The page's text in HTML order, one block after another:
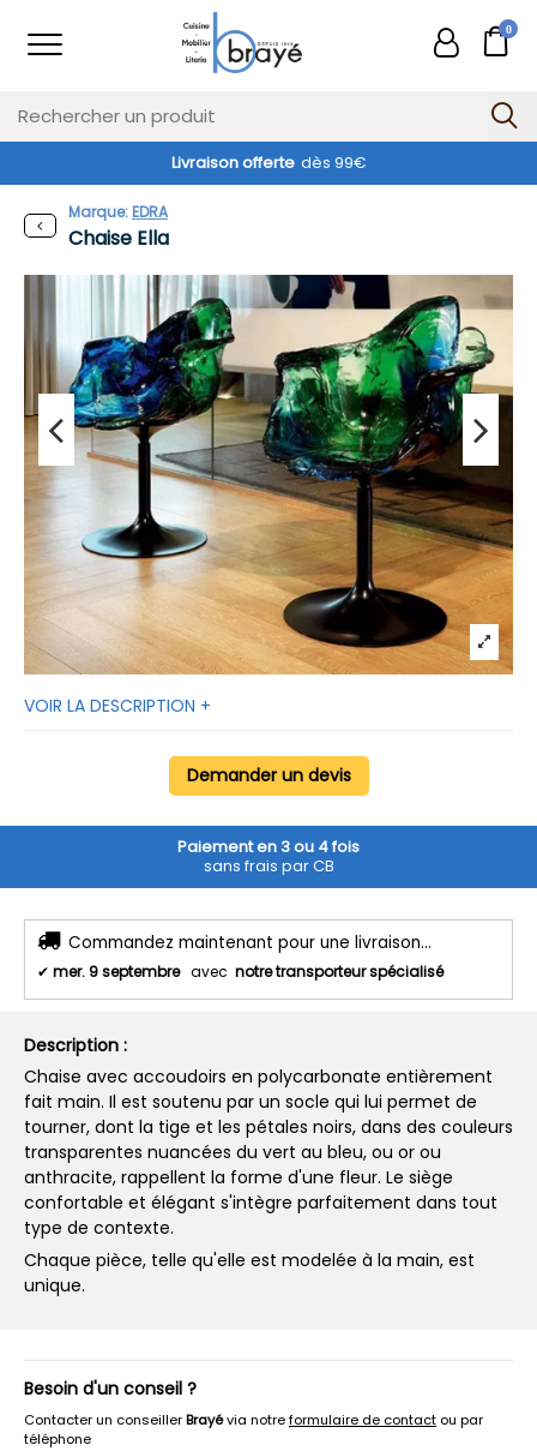
0
Livraison offerte dès 99€
Chaise Ella
Marque:EDRA
VOIR LA DESCRIPTION +
Demander un devis
Paiement en 3 ou 4 fois
sans frais par CB
Commandez maintenant pour une livraison...
✔ mer. 9 septembre avec notre transporteur spécialisé
Description :
Chaise avec accoudoirs en polycarbonate entièrement
fait main. Il est soutenu par un socle qui lui permet de
tourner, dont la tige et les pétales noirs, dans des couleurs
transparentes nuancées du vert au bleu, ou or ou
anthracite, rappellent la forme d'une fleur. Le siège
confortable et élégant s'intègre parfaitement dans tout
type de contexte.
Chaque pièce, telle qu'elle est modelée à la main, est
unique.
Besoin d'un conseil ?
Contacter un conseillerBrayévia notreformulaire de contact ou par
téléphone